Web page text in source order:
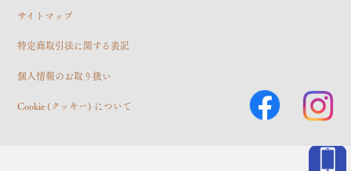
サイトマップ
特定商取引法に関する表記
個人情報のお取り扱い
Cookie (クッキー) について